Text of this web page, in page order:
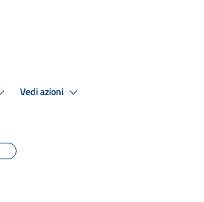
Vedi azioni